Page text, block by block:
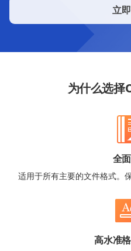
立
为什么选择
全
适用于所有主要的文件格式。
高水准